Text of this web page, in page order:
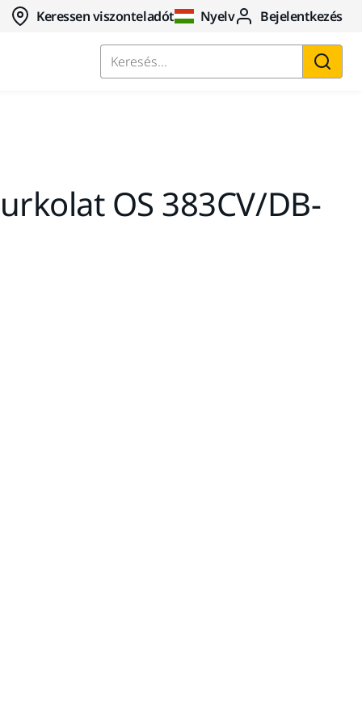
Keressen viszonteladót Nyelv Bejelentkezés
Keresés...
OS 383CV/DB-